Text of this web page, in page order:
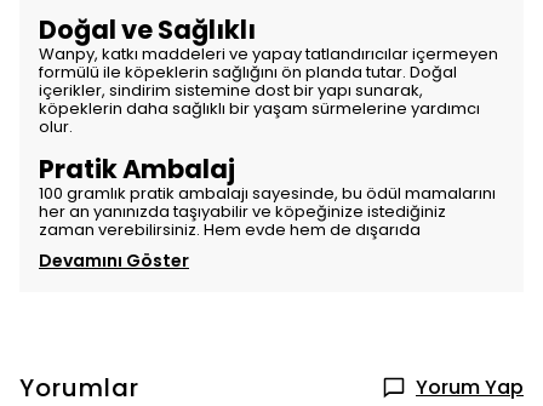
Doğal ve Sağlıklı
Wanpy, katkı maddeleri ve yapay tatlandırıcılar içermeyen
formülü ile köpeklerin sağlığını ön planda tutar. Doğal
içerikler, sindirim sistemine dost bir yapı sunarak,
köpeklerin daha sağlıklı bir yaşam sürmelerine yardımcı
olur.
Pratik Ambalaj
100 gramlık pratik ambalajı sayesinde, bu ödül mamalarını
her an yanınızda taşıyabilir ve köpeğinize istediğiniz
zaman verebilirsiniz. Hem evde hem de dışarıda
Devamını Göster
Yorumlar Yorum Yap